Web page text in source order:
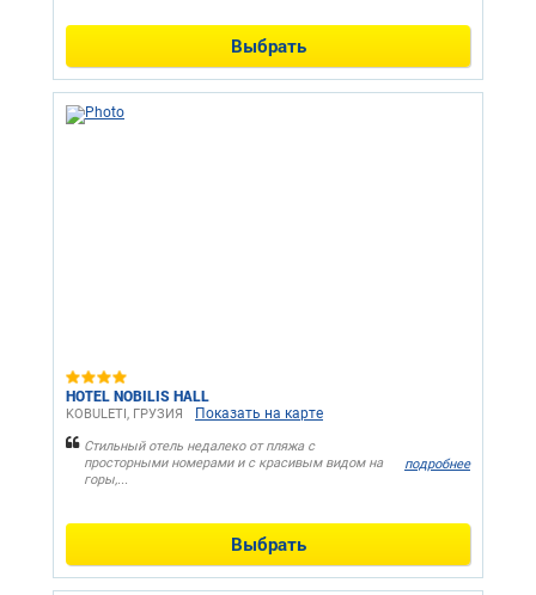
Выбрать
HOTEL NOBILIS HALL
KOBULETI, ГРУЗИЯ Показать на карте
Стильный отель недалеко от пляжа с
просторными номерами и с красивым видом на
горы,...
подробнее
Выбрать